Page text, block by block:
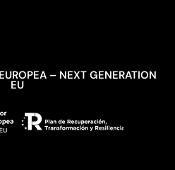
– NEXT GENERATION
EU